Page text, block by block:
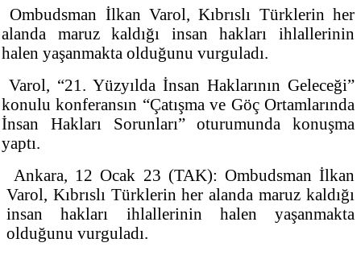
Ombudsman İlkan Varol, Kıbrıslı Türklerin her
alanda maruz kaldığı insan hakları ihlallerinin
halen yaşanmakta olduğunu vurguladı.
Varol, “21. Yüzyılda İnsan Haklarının Geleceği”
konulu konferansın “Çatışma ve Göç Ortamlarında
İnsan Hakları Sorunları” oturumunda konuşma
yaptı.
Ankara, 12 Ocak 23 (TAK): Ombudsman İlkan
Varol, Kıbrıslı Türklerin her alanda maruz kaldığı
insan hakları ihlallerinin halen yaşanmakta
olduğunu vurguladı.